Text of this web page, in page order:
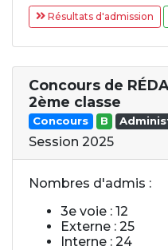
Résultats d'admission
Concours de
2ème classe
Concours B
Session 2025
Nombres d'admis :
3e voie : 12
Externe : 25
Interne : 24